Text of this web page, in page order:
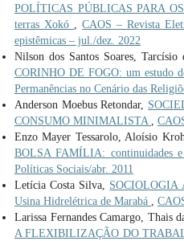
POLÍTICAS PÚBLICAS PARA OS
terras Xokó ,CAOS – Revista
epistêmicas – jul./dez. 2022
Nilson dos Santos Soares, Tarcísio
CORINHO DE FOGO: um estudo
Permanências no Cenário das
Anderson Moebus Retondar,
CONSUMO MINIMALISTA ,
Enzo Mayer Tessarolo, Aloísio
BOLSA FAMÍLIA: continuidades e
Políticas Sociais/abr. 2011
Letícia Costa Silva, SOCIOLOGIA
Usina Hidrelétrica de Marabá ,
Larissa Fernandes Camargo,
A FLEXIBILIZAÇÃO DO